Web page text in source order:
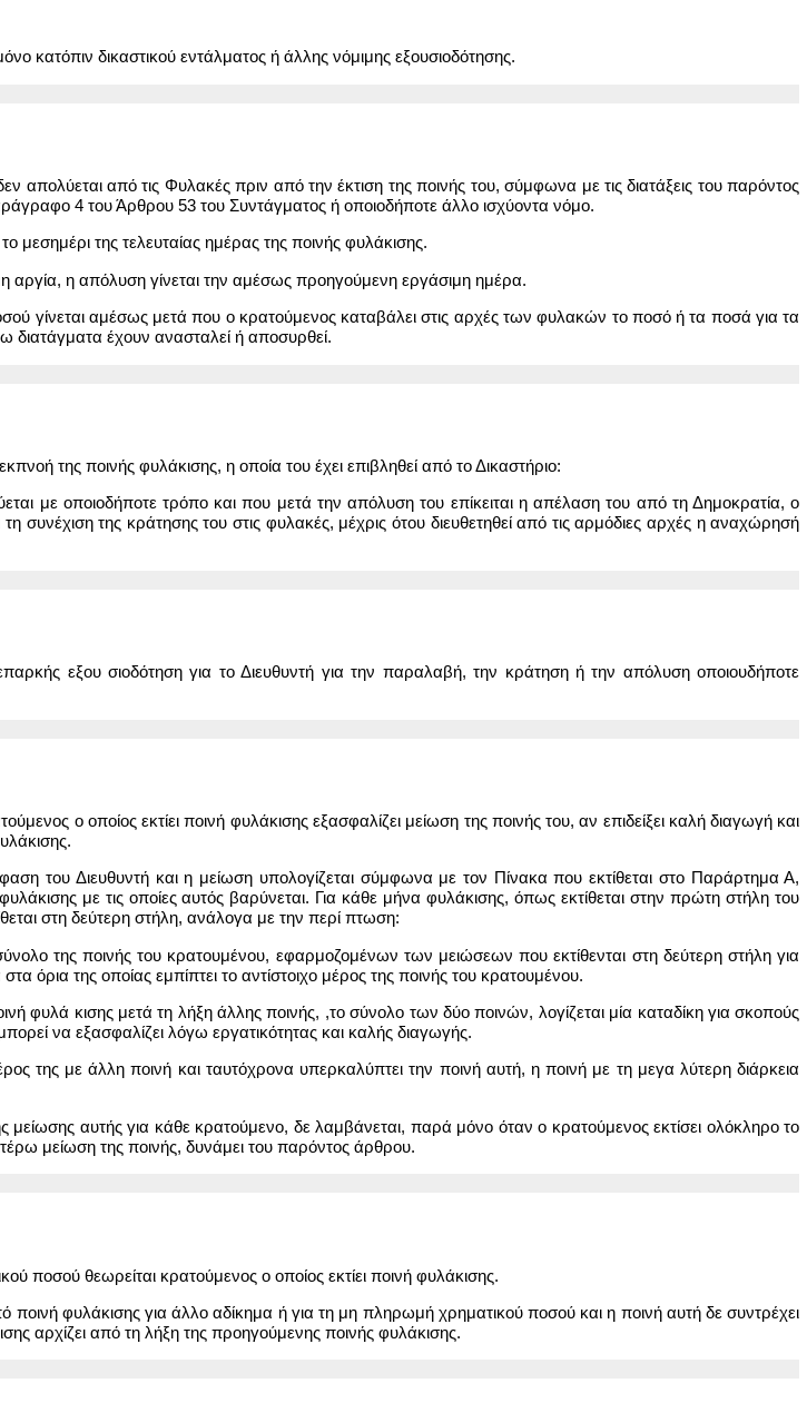
κατόπιν δικαστικού εντάλματος ή άλλης νόμιμης εξουσιοδότησης.
απολύεται από τις Φυλακές πριν από την έκτιση της ποινής του, σύμφωνα με τις διατάξεις του παρόντος
4 του Άρθρου 53 του Συντάγματος ή οποιοδήποτε άλλο ισχύοντα νόμο.
της τελευταίας ημέρας της ποινής φυλάκισης.
αργία, η απόλυση γίνεται την αμέσως προηγούμενη εργάσιμη ημέρα.
γίνεται αμέσως μετά που ο κρατούμενος καταβάλει στις αρχές των φυλακών το ποσό ή τα ποσά για τα
διατάγματα έχουν ανασταλεί ή αποσυρθεί.
της ποινής φυλάκισης, η οποία του έχει επιβληθεί από το Δικαστήριο:
με οποιοδήποτε τρόπο και που μετά την απόλυση του επίκειται η απέλαση του από τη Δημοκρατία, ο
συνέχιση της κράτησης του στις φυλακές, μέχρις ότου διευθετηθεί από τις αρμόδιες αρχές η αναχώρησή
εξου σιοδότηση για το Διευθυντή για την παραλαβή, την κράτηση ή την απόλυση οποιουδήποτε
ο οποίος εκτίει ποινή φυλάκισης εξασφαλίζει μείωση της ποινής του, αν επιδείξει καλή διαγωγή και
του Διευθυντή και η μείωση υπολογίζεται σύμφωνα με τον Πίνακα που εκτίθεται στο Παράρτημα Α,
με τις οποίες αυτός βαρύνεται. Για κάθε μήνα φυλάκισης, όπως εκτίθεται στην πρώτη στήλη του
στη δεύτερη στήλη, ανάλογα με την περί πτωση:
της ποινής του κρατουμένου, εφαρμοζομένων των μειώσεων που εκτίθενται στη δεύτερη στήλη για
όρια της οποίας εμπίπτει το αντίστοιχο μέρος της ποινής του κρατουμένου.
φυλά κισης μετά τη λήξη άλλης ποινής, ,το σύνολο των δύο ποινών, λογίζεται μία καταδίκη για σκοπούς
να εξασφαλίζει λόγω εργατικότητας και καλής διαγωγής.
της με άλλη ποινή και ταυτόχρονα υπερκαλύπτει την ποινή αυτή, η ποινή με τη μεγα λύτερη διάρκεια
αυτής για κάθε κρατούμενο, δε λαμβάνεται, παρά μόνο όταν ο κρατούμενος εκτίσει ολόκληρο το
μείωση της ποινής, δυνάμει του παρόντος άρθρου.
θεωρείται κρατούμενος ο οποίος εκτίει ποινή φυλάκισης.
φυλάκισης για άλλο αδίκημα ή για τη μη πληρωμή χρηματικού ποσού και η ποινή αυτή δε συντρέχει
αρχίζει από τη λήξη της προηγούμενης ποινής φυλάκισης.